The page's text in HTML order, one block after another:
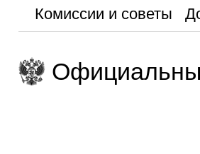
Комиссии и советы